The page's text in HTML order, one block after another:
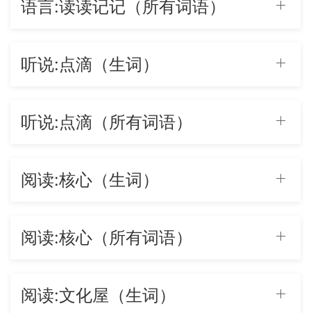
语言:读读记记（所有词语）
听说:点滴（生词）
听说:点滴（所有词语）
阅读:核心（生词）
阅读:核心（所有词语）
阅读:文化屋（生词）